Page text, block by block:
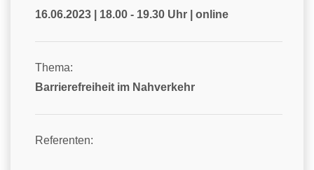
16.06.2023 | 18.00 - 19.30 Uhr | online
Thema:
Barrierefreiheit im Nahverkehr
Referenten: